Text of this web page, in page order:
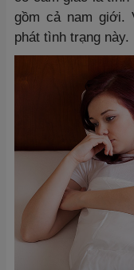
gồm cả nam giới.
phát tình trạng này.